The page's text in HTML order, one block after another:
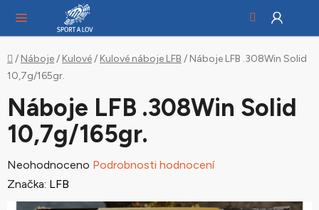
obsah
Domů
/ Náboje/ Kulové/ Kulové náboje LFB / Náboje LFB .308Win Solid
10,7g/165gr.
Náboje LFB .308Win Solid
10,7g/165gr.
Průměrné
hodnocení
produktu
Neohodnoceno Podrobnosti hodnocení
Značka: LFB